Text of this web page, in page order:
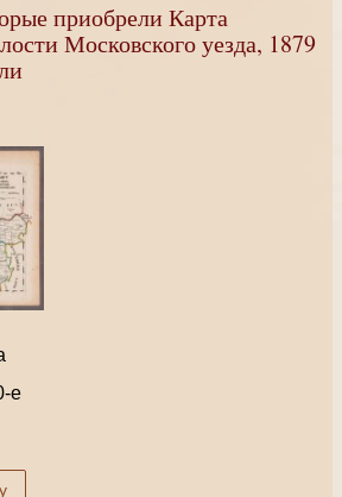
приобрели Карта
Московского уезда, 1879
е